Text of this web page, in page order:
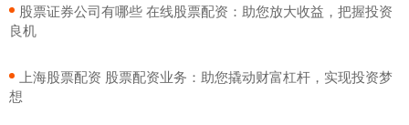
​股票证券公司有哪些 在线股票配资：助您放大收益，把握投资
良机
​上海股票配资 股票配资业务：助您撬动财富杠杆，实现投资梦
想